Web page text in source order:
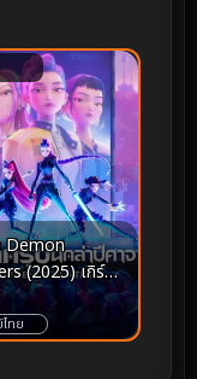
Demon
(2025) เกิร์ล
าปีศาจ
ทย